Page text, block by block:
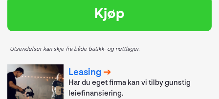
Kjøp
Utsendelser kan skje fra både butikk- og nettlager.
Leasing
Har du eget firma kan vi tilby gunstig
leiefinansiering.